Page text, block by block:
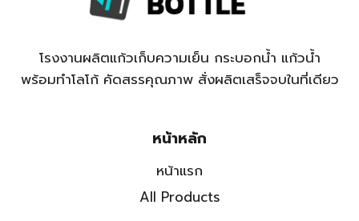
โรงงานผลิตแก้วเก็บความเย็น กระบอกน้ำ แก้วน้ำ
พร้อมทำโลโก้ คัดสรรคุณภาพ สั่งผลิตเสร็จจบในที่เดียว
หน้าหลัก
หน้าแรก
All Products